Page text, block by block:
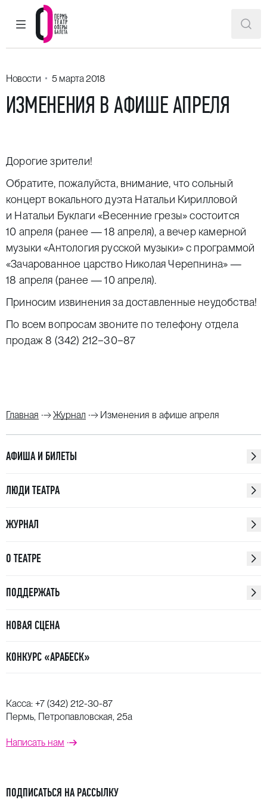
ГЛАВНОЕ МЕНЮ
Пермский театр оперы и балета
Новости 5 марта 2018
ИЗМЕНЕНИЯ В АФИШЕ АПРЕЛЯ
Дорогие зрители!
Обратите, пожалуйста, внимание, что сольный
концерт вокального дуэта Натальи Кирилловой
и Натальи Буклаги«Весенние грезы»состоится
10 апреля (ранее — 18 апреля), а вечер камерной
музыки«Антология русской музыки»с программой
«Зачарованное царство Николая Черепнина» —
18 апреля (ранее — 10 апреля).
Приносим извинения за доставленные неудобства!
По всем вопросам звоните по телефону отдела
продаж 8 (342) 212−30−87
Главная Журнал Изменения в афише апреля
АФИША И БИЛЕТЫ
ЛЮДИ ТЕАТРА
ЖУРНАЛ
О ТЕАТРЕ
ПОДДЕРЖАТЬ
НОВАЯ СЦЕНА
КОНКУРС «АРАБЕСК»
Касса: +7 (342) 212-30-87
Пермь, Петропавловская, 25а
Написать нам
ПОДПИСАТЬСЯ НА РАССЫЛКУ